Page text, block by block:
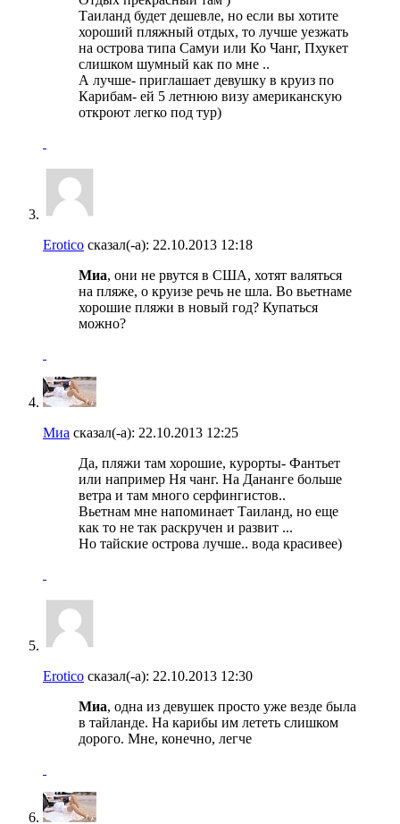
Таиланд будет дешевле, но если вы хотите
хороший пляжный отдых, то лучше уезжать
на острова типа Самуи или Ко Чанг, Пхукет
слишком шумный как по мне ..
А лучше- приглашает девушку в круиз по
Карибам- ей 5 летнюю визу американскую
откроют легко под тур)
Erotico сказал(-а): 22.10.2013 12:18
Миа, они не рвутся в США, хотят валяться
на пляже, о круизе речь не шла. Во вьетнаме
хорошие пляжи в новый год? Купаться
можно?
Миа сказал(-а): 22.10.2013 12:25
Да, пляжи там хорошие, курорты- Фантьет
или например Ня чанг. На Дананге больше
ветра и там много серфингистов..
Вьетнам мне напоминает Таиланд, но еще
как то не так раскручен и развит ...
Но тайские острова лучше.. вода красивее)
Erotico сказал(-а): 22.10.2013 12:30
Миа, одна из девушек просто уже везде была
в тайланде. На карибы им лететь слишком
дорого. Мне, конечно, легче